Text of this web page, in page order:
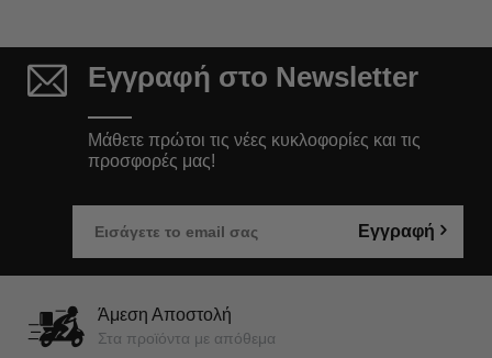
Εγγραφή στο Newsletter
Μάθετε πρώτοι τις νέες κυκλοφορίες και τις
προσφορές μας!
Εγγραφή
Άμεση Αποστολή
Στα προϊόντα με απόθεμα